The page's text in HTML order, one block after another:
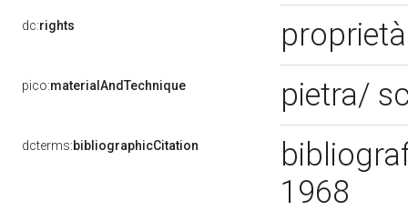
dc:rights
pico:materialAndTechnique pietra/
dcterms:bibliographicCitation
1968